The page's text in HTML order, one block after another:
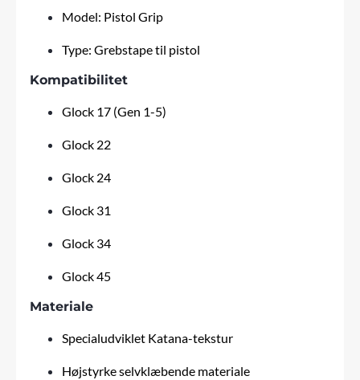
Model: Pistol Grip
Type: Grebstape til pistol
Kompatibilitet
Glock 17 (Gen 1-5)
Glock 22
Glock 24
Glock 31
Glock 34
Glock 45
Materiale
Specialudviklet Katana-tekstur
Højstyrke selvklæbende materiale